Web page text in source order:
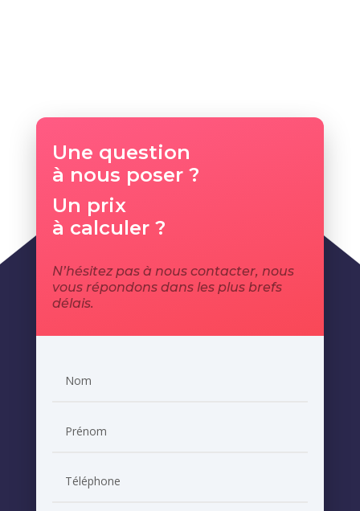
Une question
à nous poser ?
Un prix
à calculer ?
N’hésitez pas à nous contacter, nous
vous répondons dans les plus brefs
délais.